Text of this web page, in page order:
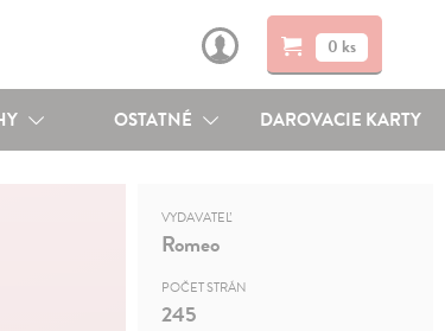
0 ks
OSTATNÉ DAROVACIE KARTY
VYDAVATEĽ
Romeo
POČET STRÁN
245